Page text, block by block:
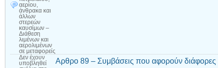
αερίου,
άνθρακα και
άλλων
στερεών
καυσίμων –
Διάθεση
λιμένων και
αερολιμένων
σε μεταφορείς
Δεν έχουν
υποβληθεί
Αρθρο 89 – Συμβάσεις που αφορούν διάφορες